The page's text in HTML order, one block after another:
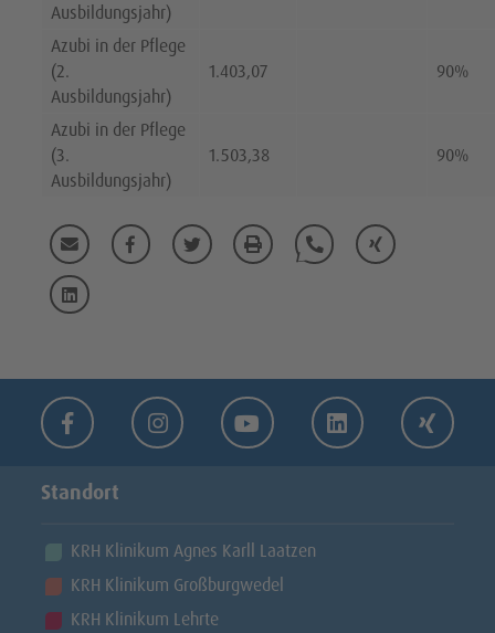
Ausbildungsjahr)
Azubi in der Pflege
(2.
Ausbildungsjahr)
1.403,07 90%
Azubi in der Pflege
(3.
Ausbildungsjahr)
1.503,38 90%
Diese Seite per Mail verschicken
Diese Seite auf Facebook teilen
Diese Seite auf Twitte teilen
Diese Seite drucken
Diese Seite inDiese Seite auf
Diese Seite auf LinkedIn teilen
Facebook Instagram Youtube LinkedIn Xing
Standort
KRH Klinikum Agnes Karll Laatzen
KRH Klinikum Großburgwedel
KRH Klinikum Lehrte